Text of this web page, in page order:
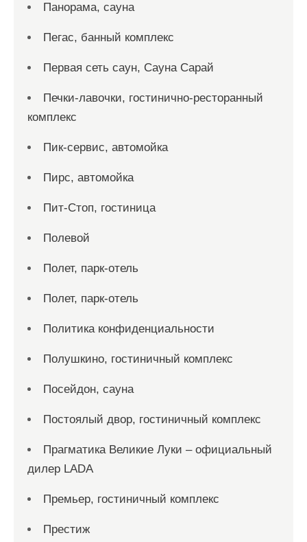
Панорама, сауна
Пегас, банный комплекс
Первая сеть саун, Сауна Сарай
Печки-лавочки, гостинично-ресторанный
комплекс
Пик-сервис, автомойка
Пирс, автомойка
Пит-Стоп, гостиница
Полевой
Полет, парк-отель
Полет, парк-отель
Политика конфиденциальности
Полушкино, гостиничный комплекс
Посейдон, сауна
Постоялый двор, гостиничный комплекс
Прагматика Великие Луки – официальный
дилер LADA
Премьер, гостиничный комплекс
Престиж